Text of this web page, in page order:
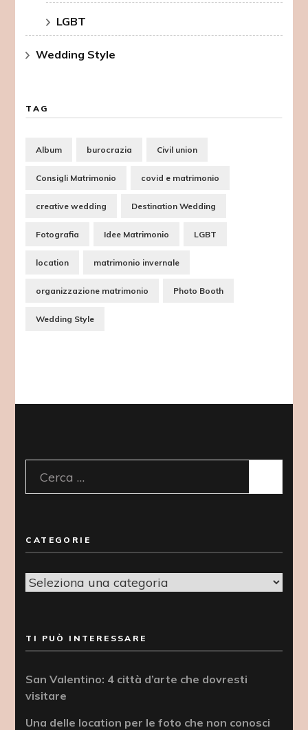
LGBT
Wedding Style
TAG
Album burocrazia Civil union
Consigli Matrimonio covid e matrimonio
creative wedding Destination Wedding
Fotografia Idee Matrimonio LGBT
location matrimonio invernale
organizzazione matrimonio Photo Booth
Wedding Style
Ricerca
per:
CATEGORIE
Categorie
TI PUÒ INTERESSARE
San Valentino: 4 città d’arte che dovresti
visitare
Una delle location per le foto che non conosci